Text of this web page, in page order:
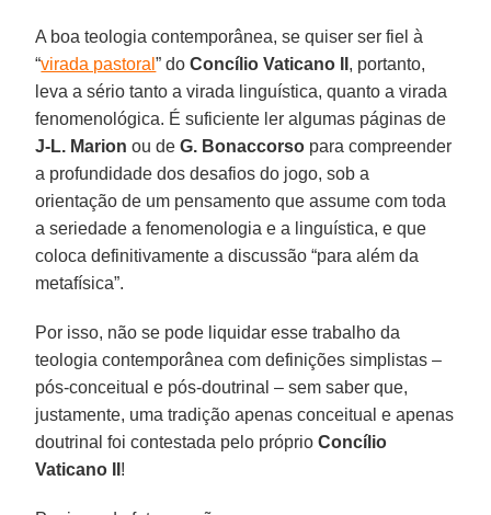
A boa teologia contemporânea, se quiser ser fiel à
“virada pastoral” doConcílio Vaticano II , portanto,
leva a sério tanto a virada linguística, quanto a virada
fenomenológica. É suficiente ler algumas páginas de
J-L. Marion ou deG. Bonaccorso para compreender
a profundidade dos desafios do jogo, sob a
orientação de um pensamento que assume com toda
a seriedade a fenomenologia e a linguística, e que
coloca definitivamente a discussão “para além da
metafísica”.
Por isso, não se pode liquidar esse trabalho da
teologia contemporânea com definições simplistas –
pós-conceitual e pós-doutrinal – sem saber que,
justamente, uma tradição apenas conceitual e apenas
doutrinal foi contestada pelo próprioConcílio
Vaticano II !